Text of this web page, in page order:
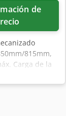
815mm,
Carga de la
+/-0,005 mm.
de la
aprox. 5000